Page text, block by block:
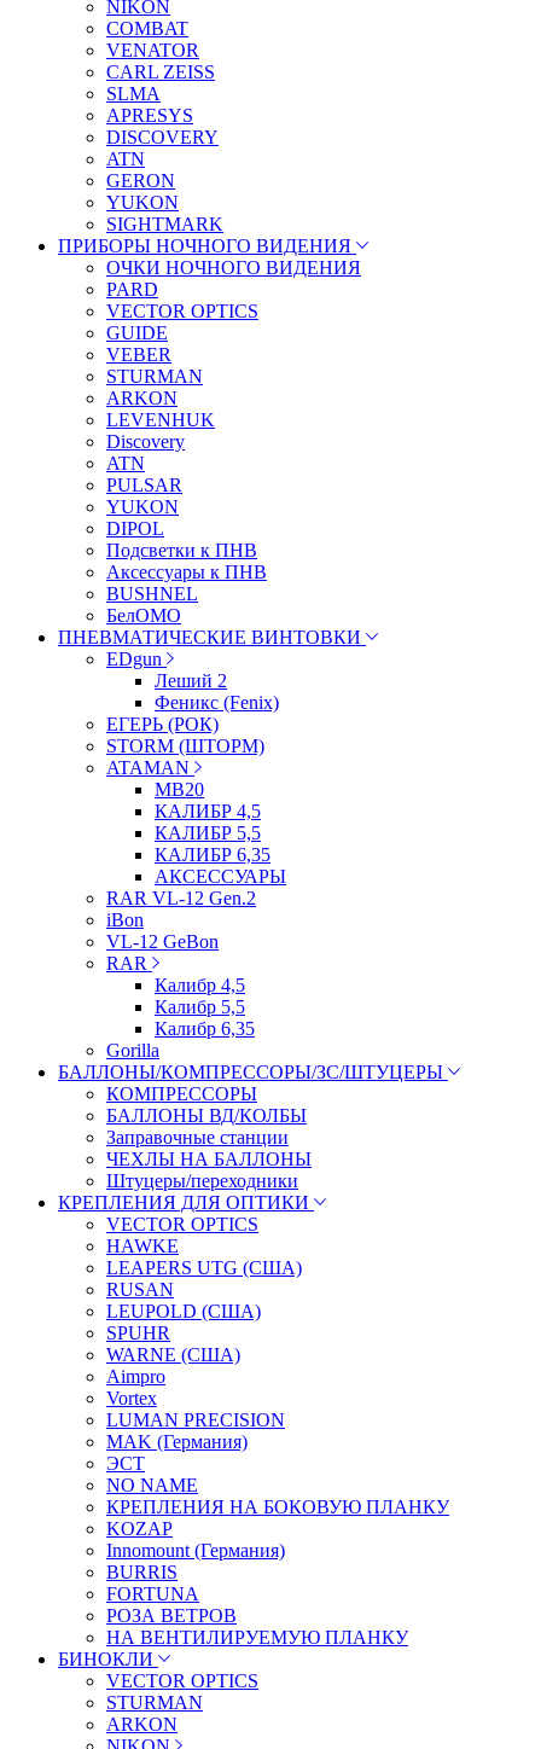
NIKON
COMBAT
VENATOR
CARL ZEISS
SLMA
APRESYS
DISCOVERY
ATN
GERON
YUKON
SIGHTMARK
ПРИБОРЫ НОЧНОГО ВИДЕНИЯ
ОЧКИ НОЧНОГО ВИДЕНИЯ
PARD
VECTOR OPTICS
GUIDE
VEBER
STURMAN
ARKON
LEVENHUK
Discovery
ATN
PULSAR
YUKON
DIPOL
Подсветки к ПНВ
Аксессуары к ПНВ
BUSHNEL
БелОМО
ПНЕВМАТИЧЕСКИЕ ВИНТОВКИ
EDgun
Леший 2
Феникс (Fenix)
ЕГЕРЬ (РОК)
STORM (ШТОРМ)
ATAMAN
МВ20
КАЛИБР 4,5
КАЛИБР 5,5
КАЛИБР 6,35
АКСЕССУАРЫ
RAR VL-12 Gen.2
iBon
VL-12 GeBon
RAR
Калибр 4,5
Калибр 5,5
Калибр 6,35
Gorilla
БАЛЛОНЫ/КОМПРЕССОРЫ/ЗС/ШТУЦЕРЫ
КОМПРЕССОРЫ
БАЛЛОНЫ ВД/КОЛБЫ
Заправочные станции
ЧЕХЛЫ НА БАЛЛОНЫ
Штуцеры/переходники
КРЕПЛЕНИЯ ДЛЯ ОПТИКИ
VECTOR OPTICS
HAWKE
LEAPERS UTG (США)
RUSAN
LEUPOLD (США)
SPUHR
WARNE (США)
Aimpro
Vortex
LUMAN PRECISION
MAK (Германия)
ЭСТ
NO NAME
КРЕПЛЕНИЯ НА БОКОВУЮ ПЛАНКУ
KOZAP
Innomount (Германия)
BURRIS
FORTUNA
РОЗА ВЕТРОВ
НА ВЕНТИЛИРУЕМУЮ ПЛАНКУ
БИНОКЛИ
VECTOR OPTICS
STURMAN
ARKON